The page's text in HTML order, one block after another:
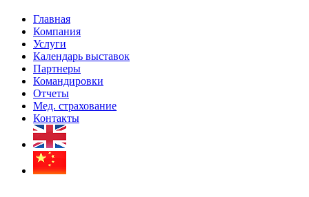
Главная
Компания
Услуги
Календарь выставок
Партнеры
Командировки
Отчеты
Мед. страхование
Контакты